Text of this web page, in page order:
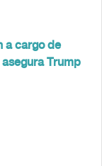
a cargo de
Trump